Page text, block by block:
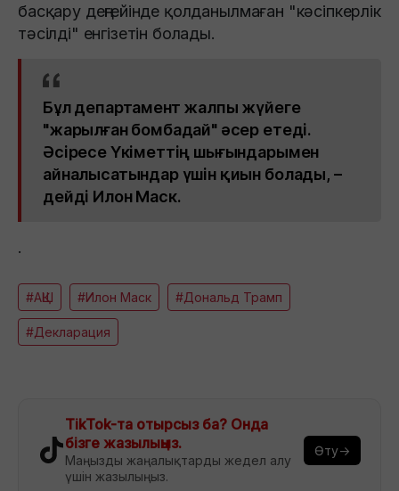
басқару деңгейінде қолданылмаған "кәсіпкерлік
тәсілді" енгізетін болады.
Бұл департамент жалпы жүйеге
"жарылған бомбадай" әсер етеді.
Әсіресе Үкіметтің шығындарымен
айналысатындар үшін қиын болады, –
дейді Илон Маск.
.
#АҚШ #Илон Маск #Дональд Трамп
#Декларация
TikTok-та отырсыз ба? Онда
бізге жазылыңыз.
Маңызды жаңалықтарды жедел алу
үшін жазылыңыз.
Өту→